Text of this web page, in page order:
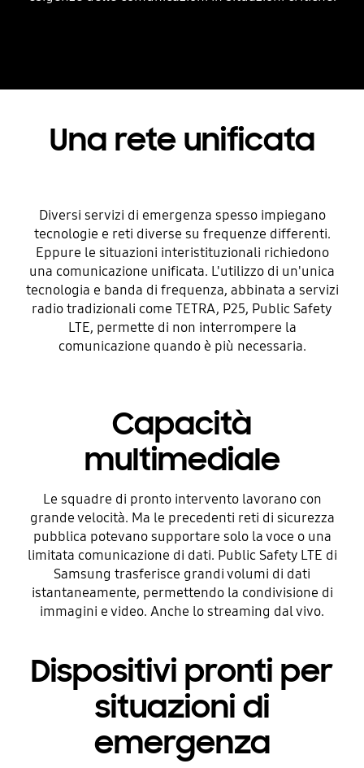
Una rete unificata
Diversi servizi di emergenza spesso impiegano
tecnologie e reti diverse su frequenze differenti.
Eppure le situazioni interistituzionali richiedono
una comunicazione unificata. L'utilizzo di un'unica
tecnologia e banda di frequenza, abbinata a servizi
radio tradizionali come TETRA, P25, Public Safety
LTE, permette di non interrompere la
comunicazione quando è più necessaria.
Capacità
multimediale
Le squadre di pronto intervento lavorano con
grande velocità. Ma le precedenti reti di sicurezza
pubblica potevano supportare solo la voce o una
limitata comunicazione di dati. Public Safety LTE di
Samsung trasferisce grandi volumi di dati
istantaneamente, permettendo la condivisione di
immagini e video. Anche lo streaming dal vivo.
Dispositivi pronti per
situazioni di
emergenza